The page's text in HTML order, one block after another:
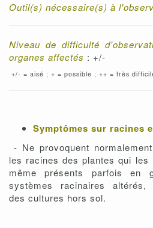
Outil(s) nécessaire(s) à
Niveau de difficulté
organes affectés : +/-
+/- = aisé ; + = possible ; ++ = très
Symptômes sur racines
- Ne provoquent
les racines des plantes qui les
même présents parfois en
systèmes racinaires altérés,
des cultures hors sol.